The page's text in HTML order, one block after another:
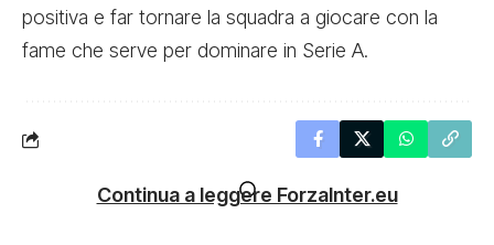
positiva e far tornare la squadra a giocare con la
fame che serve per dominare in Serie A.
Continua a leggere ForzaInter.eu